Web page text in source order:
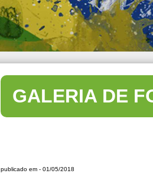
GALERIA DE
publicado em - 01/05/2018